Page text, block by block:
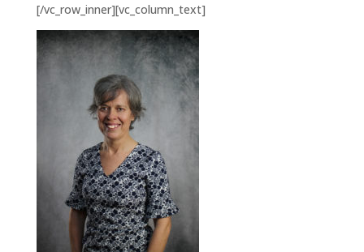
[/vc_row_inner][vc_column_text]